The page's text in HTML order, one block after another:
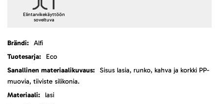
Elintarvikekäyttöön
soveltuva
LisätietojaAlfi
Eco
Sisus lasia, runko, kahva ja korkki PP-
muovia, tiiviste silikonia.
lasi